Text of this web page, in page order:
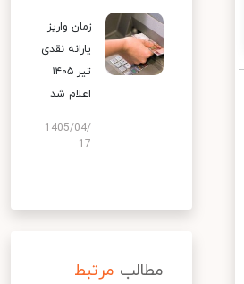
زمان واریز
یارانه نقدی
تیر ۱۴۰۵
اعلام شد
1405/04/
17
مطالب مرتبط